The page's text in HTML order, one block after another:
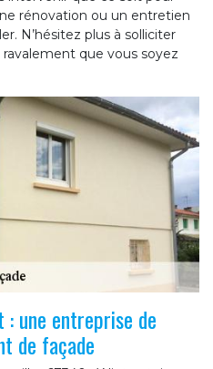
rénovation ou un entretien
N’hésitez plus à solliciter
que vous soyez
une entreprise de
de façade